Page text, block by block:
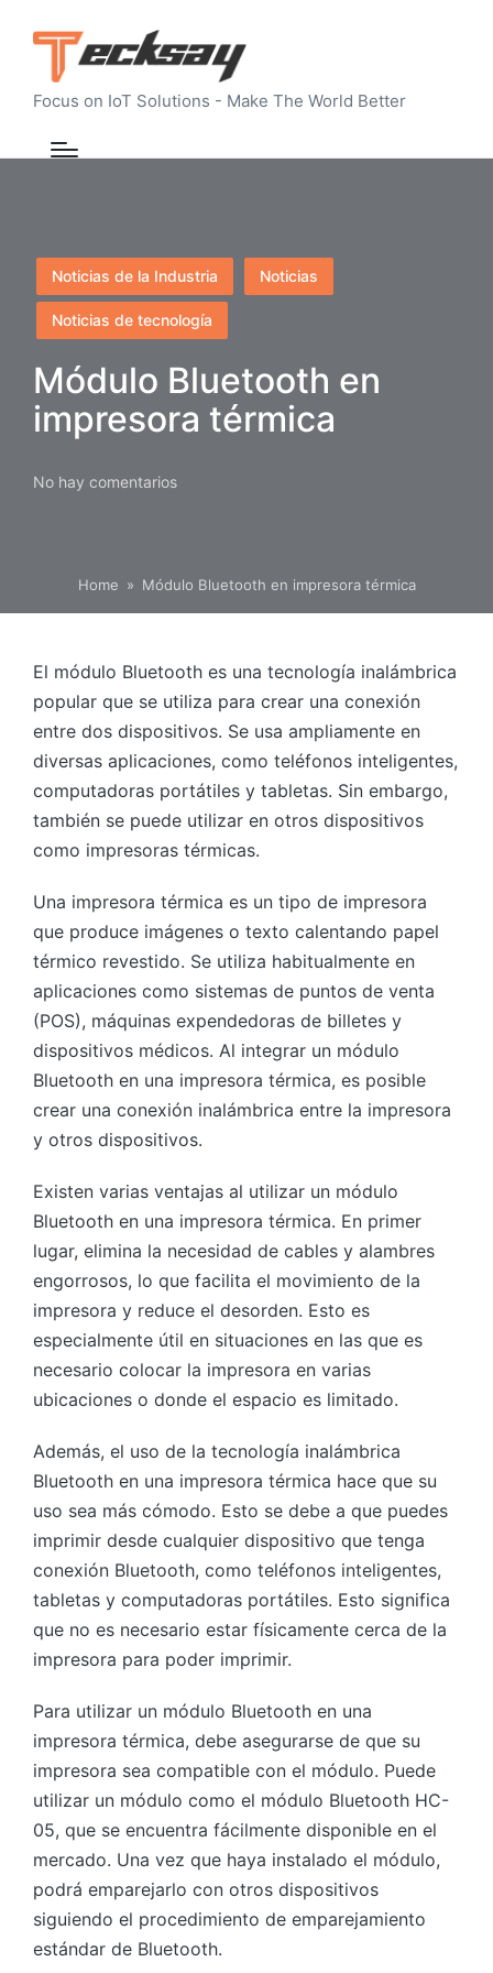
Focus on IoT Solutions - Make The World Better
Publicado
en
Noticias de la Industria Noticias
Noticias de tecnología
Módulo Bluetooth en
impresora térmica
No hay comentarios
Home » Módulo Bluetooth en impresora térmica
El módulo Bluetooth es una tecnología inalámbrica
popular que se utiliza para crear una conexión
entre dos dispositivos. Se usa ampliamente en
diversas aplicaciones, como teléfonos inteligentes,
computadoras portátiles y tabletas. Sin embargo,
también se puede utilizar en otros dispositivos
como impresoras térmicas.
Una impresora térmica es un tipo de impresora
que produce imágenes o texto calentando papel
térmico revestido. Se utiliza habitualmente en
aplicaciones como sistemas de puntos de venta
(POS), máquinas expendedoras de billetes y
dispositivos médicos. Al integrar un módulo
Bluetooth en una impresora térmica, es posible
crear una conexión inalámbrica entre la impresora
y otros dispositivos.
Existen varias ventajas al utilizar un módulo
Bluetooth en una impresora térmica. En primer
lugar, elimina la necesidad de cables y alambres
engorrosos, lo que facilita el movimiento de la
impresora y reduce el desorden. Esto es
especialmente útil en situaciones en las que es
necesario colocar la impresora en varias
ubicaciones o donde el espacio es limitado.
Además, el uso de la tecnología inalámbrica
Bluetooth en una impresora térmica hace que su
uso sea más cómodo. Esto se debe a que puedes
imprimir desde cualquier dispositivo que tenga
conexión Bluetooth, como teléfonos inteligentes,
tabletas y computadoras portátiles. Esto significa
que no es necesario estar físicamente cerca de la
impresora para poder imprimir.
Para utilizar un módulo Bluetooth en una
impresora térmica, debe asegurarse de que su
impresora sea compatible con el módulo. Puede
utilizar un módulo como el módulo Bluetooth HC-
05, que se encuentra fácilmente disponible en el
mercado. Una vez que haya instalado el módulo,
podrá emparejarlo con otros dispositivos
siguiendo el procedimiento de emparejamiento
estándar de Bluetooth.